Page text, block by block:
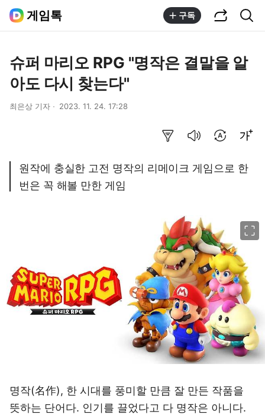
게임톡 구독
슈퍼 마리오 RPG "명작은 결말을 알
아도 다시 찾는다"
최은상 기자 2023. 11. 24. 17:28
원작에 충실한 고전 명작의 리메이크 게임으로 한
번은 꼭 해볼 만한 게임
명작(名作), 한 시대를 풍미할 만큼 잘 만든 작품을
뜻하는 단어다. 인기를 끌었다고 다 명작은 아니다.